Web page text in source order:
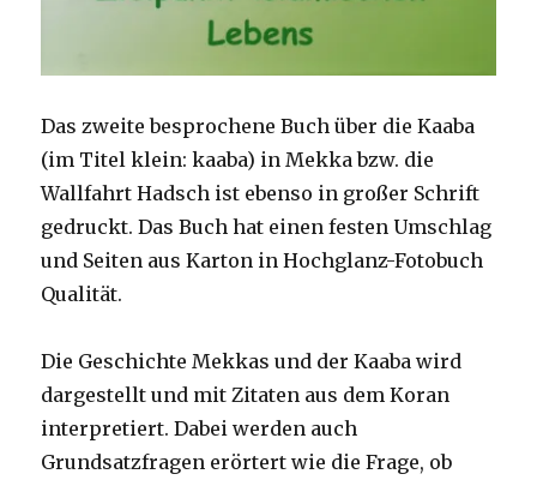
Das zweite besprochene Buch über die Kaaba
(im Titel klein: kaaba) in Mekka bzw. die
Wallfahrt Hadsch ist ebenso in großer Schrift
gedruckt. Das Buch hat einen festen Umschlag
und Seiten aus Karton in Hochglanz-Fotobuch
Qualität.
Die Geschichte Mekkas und der Kaaba wird
dargestellt und mit Zitaten aus dem Koran
interpretiert. Dabei werden auch
Grundsatzfragen erörtert wie die Frage, ob